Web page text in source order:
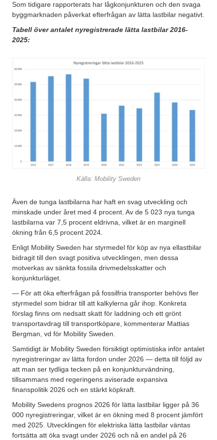
Som tidigare rapporterats har lågkonjunkturen och den svaga
byggmarknaden påverkat efterfrågan av lätta lastbilar negativt.
Tabell över antalet nyregistrerade lätta lastbilar 2016-
2025:
Källa: Mobility Sweden
Även de tunga lastbilarna har haft en svag utveckling och
minskade under året med 4 procent. Av de 5 023 nya tunga
lastbilarna var 7,5 procent eldrivna, vilket är en marginell
ökning från 6,5 procent 2024.
Enligt Mobility Sweden har styrmedel för köp av nya ellastbilar
bidragit till den svagt positiva utvecklingen, men dessa
motverkas av sänkta fossila drivmedelsskatter och
konjunkturläget.
— För att öka efterfrågan på fossilfria transporter behövs fler
styrmedel som bidrar till att kalkylerna går ihop. Konkreta
förslag finns om nedsatt skatt för laddning och ett grönt
transportavdrag till transportköpare, kommenterar Mattias
Bergman, vd för Mobility Sweden.
Samtidigt är Mobility Sweden försiktigt optimistiska inför antalet
nyregistreringar av lätta fordon under 2026 — detta till följd av
att man ser tydliga tecken på en konjunkturvändning,
tillsammans med regeringens aviserade expansiva
finanspolitik 2026 och en stärkt köpkraft.
Mobility Swedens prognos 2026 för lätta lastbilar ligger på 36
000 nyregistreringar, vilket är en ökning med 8 procent jämfört
med 2025. Utvecklingen för elektriska lätta lastbilar väntas
fortsätta att öka svagt under 2026 och nå en andel på 26